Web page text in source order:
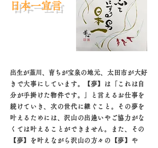
​日本一宣言
出生が韮川、育ちが宝泉の地元、太田市が大好
きで大事にしています。【夢】は「これは自
分が手掛けた物件です。」と言えるお仕事を
続けていき、次の世代に継ぐこと。
その夢を
叶えるためには、沢山の出逢いやご協力がな
くては叶えることができません。また、その
【夢】を叶えながら沢山の方々の【夢】や